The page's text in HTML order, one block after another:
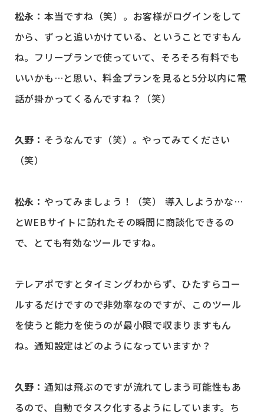
松永： 本当ですね（笑）。お客様がログインをして
から、ずっと追いかけている、ということですもん
ね。フリープランで使っていて、そろそろ有料でも
いいかも…と思い、料金プランを見ると5分以内に電
話が掛かってくるんですね？（笑）
久野： そうなんです（笑）。やってみてください
（笑）
松永： やってみましょう！（笑） 導入しようかな…
とWEBサイトに訪れたその瞬間に商談化できるの
で、とても有効なツールですね。
テレアポですとタイミングわからず、ひたすらコー
ルするだけですので非効率なのですが、このツール
を使うと能力を使うのが最小限で収まりますもん
ね。通知設定はどのようになっていますか？
久野： 通知は飛ぶのですが流れてしまう可能性もあ
るので、自動でタスク化するようにしています。ち